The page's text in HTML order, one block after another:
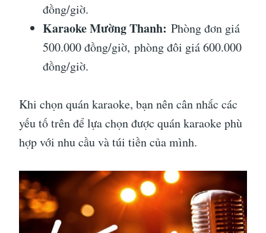
đồng/giờ.
Karaoke Mường Thanh: Phòng đơn giá
500.000 đồng/giờ, phòng đôi giá 600.000
đồng/giờ.
Khi chọn quán karaoke, bạn nên cân nhắc các
yếu tố trên để lựa chọn được quán karaoke phù
hợp với nhu cầu và túi tiền của mình.